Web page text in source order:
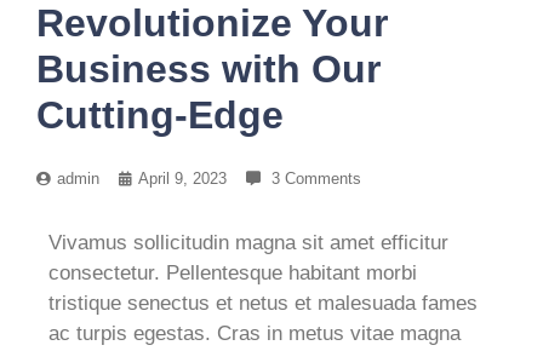
Revolutionize Your
Business with Our
Cutting-Edge
admin April 9, 2023 3 Comments
Vivamus sollicitudin magna sit amet efficitur
consectetur. Pellentesque habitant morbi
tristique senectus et netus et malesuada fames
ac turpis egestas. Cras in metus vitae magna